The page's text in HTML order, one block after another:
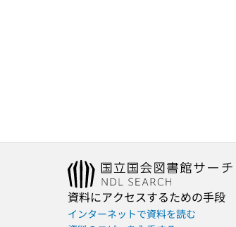
資料にアクセスするための手段
インターネットで資料を読む